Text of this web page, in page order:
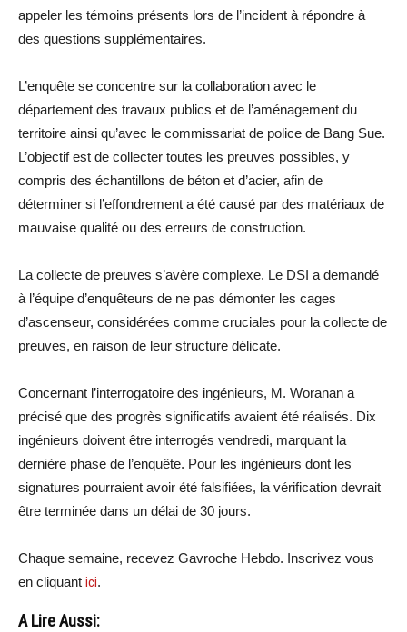
appeler les témoins présents lors de l’incident à répondre à
des questions supplémentaires.
L’enquête se concentre sur la collaboration avec le
département des travaux publics et de l’aménagement du
territoire ainsi qu’avec le commissariat de police de Bang Sue.
L’objectif est de collecter toutes les preuves possibles, y
compris des échantillons de béton et d’acier, afin de
déterminer si l’effondrement a été causé par des matériaux de
mauvaise qualité ou des erreurs de construction.
La collecte de preuves s’avère complexe. Le DSI a demandé
à l’équipe d’enquêteurs de ne pas démonter les cages
d’ascenseur, considérées comme cruciales pour la collecte de
preuves, en raison de leur structure délicate.
Concernant l’interrogatoire des ingénieurs, M. Woranan a
précisé que des progrès significatifs avaient été réalisés. Dix
ingénieurs doivent être interrogés vendredi, marquant la
dernière phase de l’enquête. Pour les ingénieurs dont les
signatures pourraient avoir été falsifiées, la vérification devrait
être terminée dans un délai de 30 jours.
Chaque semaine, recevez Gavroche Hebdo. Inscrivez vous
en cliquant ici.
A Lire Aussi: